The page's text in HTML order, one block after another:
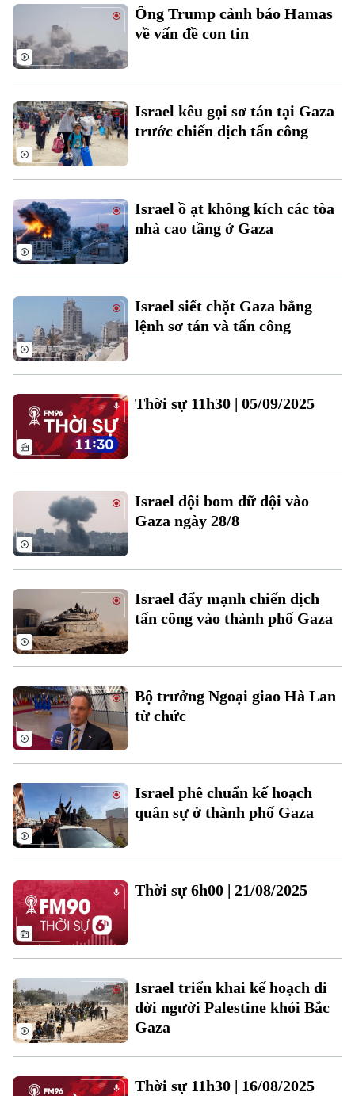
Theo dõi Hà Nội On
Chính trị
An ninh trật tự
Công nghệ
Nhịp sống Hà Nội
Người Hà Nội
Khoảnh khắc Hà Nội
Thế giới
Tin tức
Quân sự
Hồ sơ
Người Việt 4 phương
Kinh tế
Tin tức
Tài chính Ngân hàng
Doanh nghiệp
Nhà đất
Tin tức
Đầu tư
Kinh nghiệm
Tàu và Xe
Ô tô
Tàu
Thị trường
Giáo dục
Tuyển sinh
Hướng nghiệp
Văn hóa
Tin tức
Di tích
Sức khỏe
Dinh dưỡng
Tư vấn sức khỏe
Bóng đá
Quần vợt
Giải trí
Tin tức
Điện ảnh
Âm nhạc
Đã phát sóng
Ông Trump cảnh báo Hamas
về vấn đề con tin
Israel kêu gọi sơ tán tại Gaza
trước chiến dịch tấn công
Israel ồ ạt không kích các tòa
nhà cao tầng ở Gaza
Israel siết chặt Gaza bằng
lệnh sơ tán và tấn công
Thời sự 11h30 | 05/09/2025
Israel dội bom dữ dội vào
Gaza ngày 28/8
Israel đẩy mạnh chiến dịch
tấn công vào thành phố Gaza
Bộ trưởng Ngoại giao Hà Lan
từ chức
Israel phê chuẩn kế hoạch
quân sự ở thành phố Gaza
Thời sự 6h00 | 21/08/2025
Israel triển khai kế hoạch di
dời người Palestine khỏi Bắc
Gaza
Thời sự 11h30 | 16/08/2025